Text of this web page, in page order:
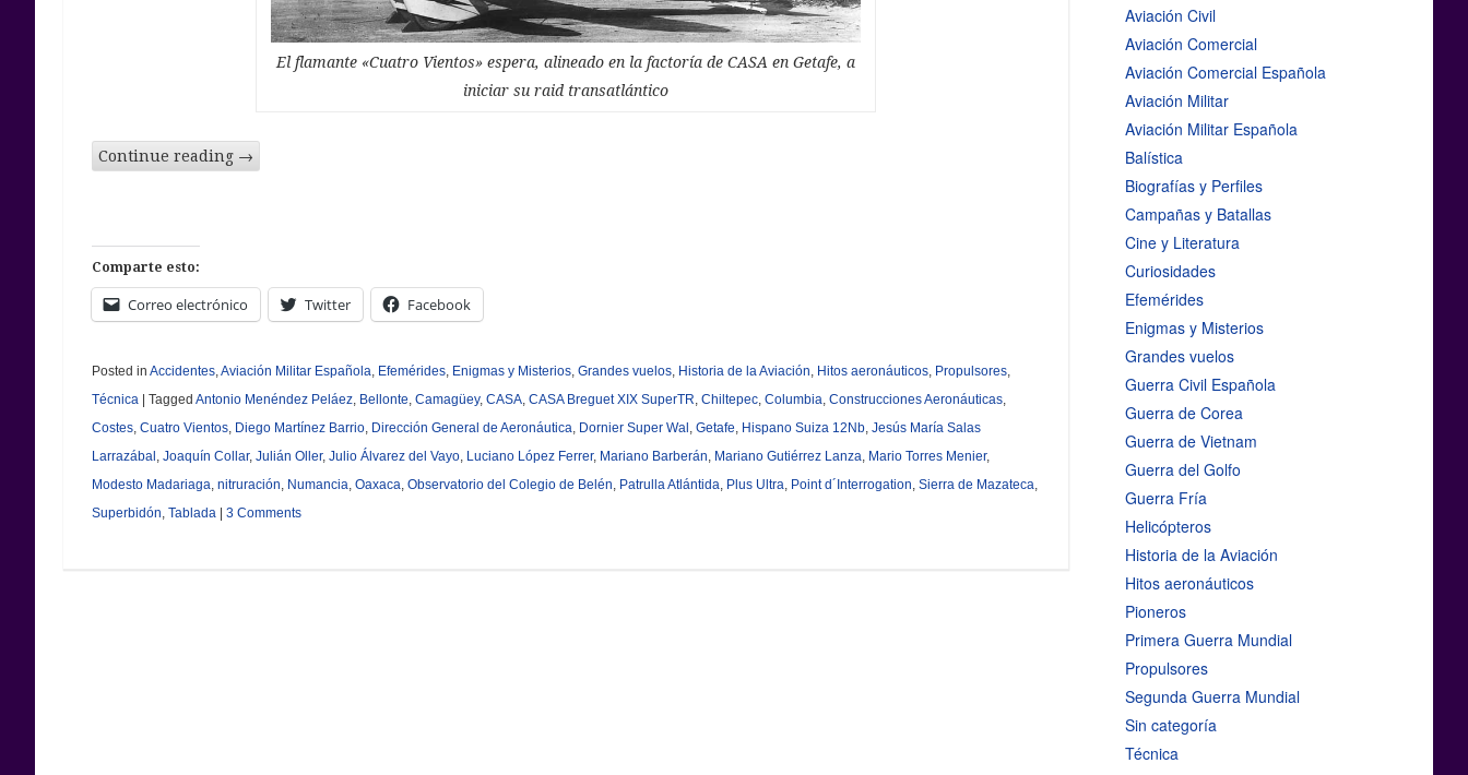
El flamante «Cuatro Vientos» espera, alineado en la factoría de CASA en Getafe, a
iniciar su raid transatlántico
Continue reading →
Comparte esto:
Correo electrónico Twitter Facebook
Posted in Accidentes,Aviación Militar Española, Efemérides, Enigmas y Misterios, Grandes vuelos, Historia de la Aviación, Hitos aeronáuticos, Propulsores,
Técnica
Tagged Antonio Menéndez Peláez, Bellonte, Camagüey, CASA, CASA Breguet XIX SuperTR, Chiltepec, Columbia, Construcciones Aeronáuticas,
Costes, Cuatro Vientos, Diego Martínez Barrio, Dirección General de Aeronáutica, Dornier Super Wal , Getafe, Hispano Suiza 12Nb, Jesús María Salas
Larrazábal , Joaquín Collar, Julián Oller, Julio Álvarez del Vayo, Luciano López Ferrer, Mariano Barberán, Mariano Gutiérrez Lanza, Mario Torres Menier,
Modesto Madariaga, nitruración, Numancia, Oaxaca, Observatorio del Colegio de Belén, Patrulla Atlántida, Plus Ultra, Point d´Interrogation, Sierra de Mazateca,
Superbidón, Tablada 3 Comments
Aviación Civil
Aviación Comercial
Aviación Comercial Española
Aviación Militar
Aviación Militar Española
Balística
Biografías y Perfiles
Campañas y Batallas
Cine y Literatura
Curiosidades
Efemérides
Enigmas y Misterios
Grandes vuelos
Guerra Civil Española
Guerra de Corea
Guerra de Vietnam
Guerra del Golfo
Guerra Fría
Helicópteros
Historia de la Aviación
Hitos aeronáuticos
Pioneros
Primera Guerra Mundial
Propulsores
Segunda Guerra Mundial
Sin categoría
Técnica